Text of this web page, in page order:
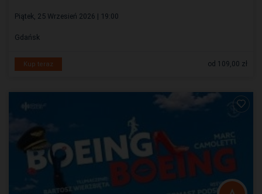
Piątek, 25 Wrzesień 2026 | 19:00
Gdańsk
Kup teraz od 109,00 zł